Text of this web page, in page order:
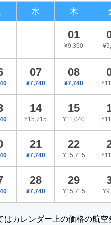
水 木
01
¥9,390
07
¥7,740
08
¥7,740
14
¥15,715
15
¥11,040
21
¥7,740
22
¥15,715
28
¥7,740
29
¥15,715
カレンダー上の価格の航空